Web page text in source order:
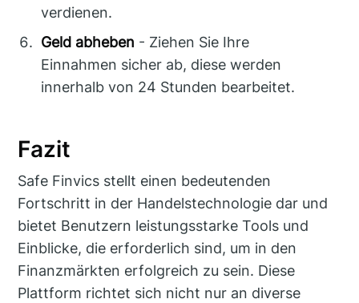
verdienen.
Geld abheben - Ziehen Sie Ihre
Einnahmen sicher ab, diese werden
innerhalb von 24 Stunden bearbeitet.
Fazit
Safe Finvics stellt einen bedeutenden
Fortschritt in der Handelstechnologie dar und
bietet Benutzern leistungsstarke Tools und
Einblicke, die erforderlich sind, um in den
Finanzmärkten erfolgreich zu sein. Diese
Plattform richtet sich nicht nur an diverse